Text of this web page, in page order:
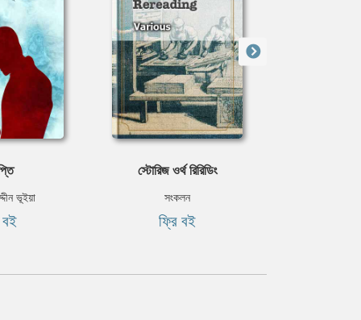
ভূইয়া
স্টোরিজ ওর্থ রিরিডিং
সংকলন
ফ্রি বই